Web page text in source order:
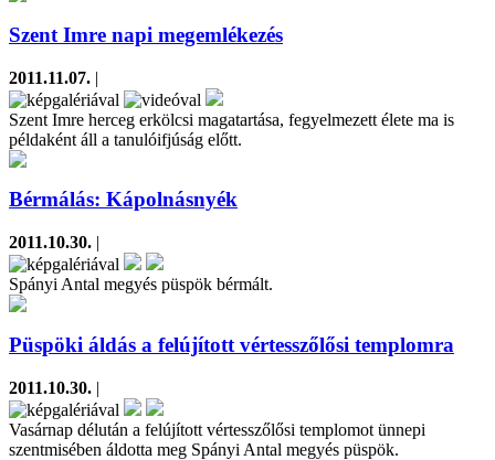
Szent Imre napi megemlékezés
2011.11.07. |
Szent Imre herceg erkölcsi magatartása, fegyelmezett élete ma is
példaként áll a tanulóifjúság előtt.
Bérmálás: Kápolnásnyék
2011.10.30. |
Spányi Antal megyés püspök bérmált.
Püspöki áldás a felújított vértesszőlősi templomra
2011.10.30. |
Vasárnap délután a felújított vértesszőlősi templomot ünnepi
szentmisében áldotta meg Spányi Antal megyés püspök.